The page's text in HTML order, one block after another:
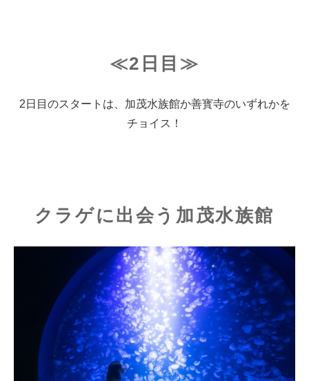
≪2日目≫
2日目のスタートは、加茂水族館か善寳寺のいずれかを
チョイス！
クラゲに出会う加茂水族館